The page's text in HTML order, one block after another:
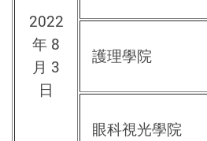
2022
年 8
月 3
日
護理學院
眼科視光學院